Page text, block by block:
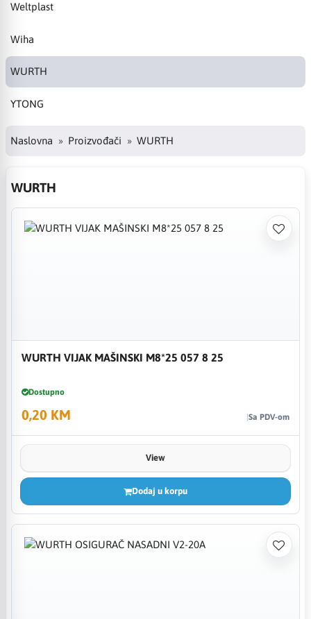
Weltplast
Wiha
WURTH
YTONG
Naslovna Proizvođači WURTH
WURTH
WURTH VIJAK MAŠINSKI M8*25 057 8 25
Dostupno
0,20 KM Sa PDV-om
View
Dodaj u korpu